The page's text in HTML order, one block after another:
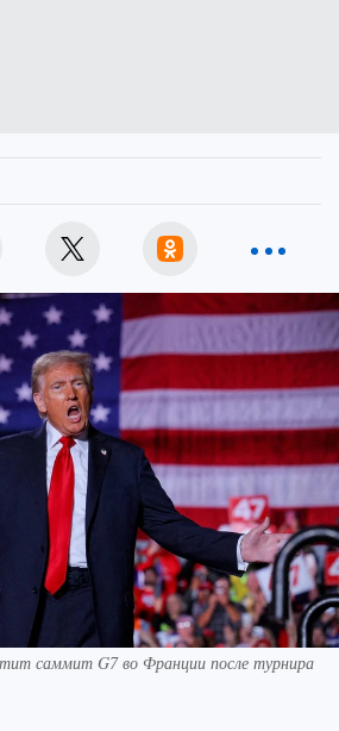
саммит G7 во Франции после турнира